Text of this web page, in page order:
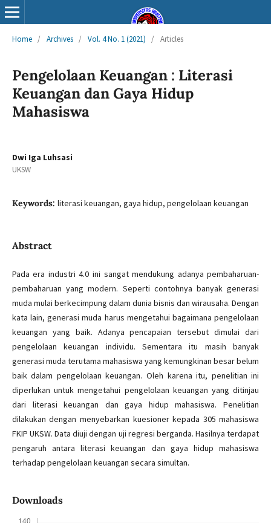
Home / Archives / Vol. 4 No. 1 (2021) / Articles
Pengelolaan Keuangan : Literasi
Keuangan dan Gaya Hidup
Mahasiswa
Dwi Iga Luhsasi
UKSW
Keywords: literasi keuangan, gaya hidup, pengelolaan keuangan
Abstract
Pada era industri 4.0 ini sangat mendukung adanya pembaharuan-
pembaharuan yang modern. Seperti contohnya banyak generasi
muda mulai berkecimpung dalam dunia bisnis dan wirausaha. Dengan
kata lain, generasi muda harus mengetahui bagaimana pengelolaan
keuangan yang baik. Adanya pencapaian tersebut dimulai dari
pengelolaan keuangan individu. Sementara itu masih banyak
generasi muda terutama mahasiswa yang kemungkinan besar belum
baik dalam pengelolaan keuangan. Oleh karena itu, penelitian ini
diperlukan untuk mengetahui pengelolaan keuangan yang ditinjau
dari literasi keuangan dan gaya hidup mahasiswa. Penelitian
dilakukan dengan menyebarkan kuesioner kepada 305 mahasiswa
FKIP UKSW. Data diuji dengan uji regresi berganda. Hasilnya terdapat
pengaruh antara literasi keuangan dan gaya hidup mahasiswa
terhadap pengelolaan keuangan secara simultan.
Downloads